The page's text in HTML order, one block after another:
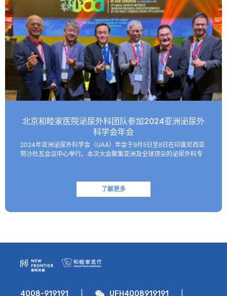
北京和睦家医院泌尿外科团队参加2024亚洲泌尿外
科学会年会
2024年亚洲泌尿外科学会（UAA）年会于9月5日至8日在印度尼西亚
努沙杜瓦会议中心举行。本次大会聚集亚洲及全球顶尖的泌尿外科专
了解更多
4008-919191 UFH4008919191